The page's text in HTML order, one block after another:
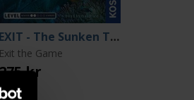
EXIT - The Sunken Treasure
Exit the Game
kr